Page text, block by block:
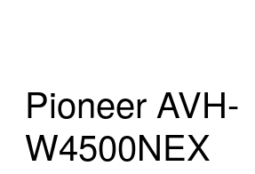
Pioneer AVH-
W4500NEX